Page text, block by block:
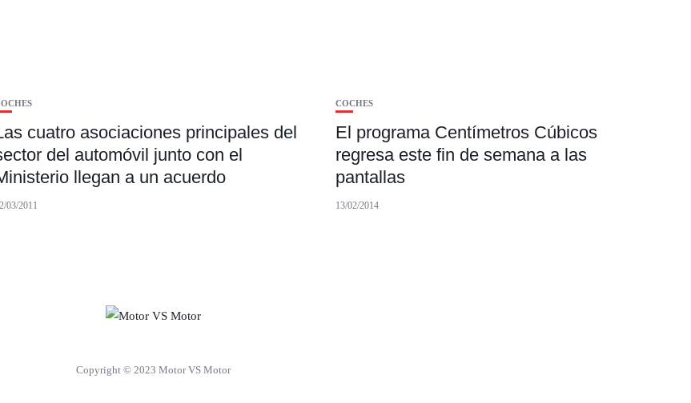
cuatro asociaciones principales del
del automóvil junto con el
llegan a un acuerdo
03/2011
COCHES
El programa Centímetros Cúbicos
regresa este fin de semana a las
pantallas
13/02/2014
Copyright © 2023 Motor VS Motor